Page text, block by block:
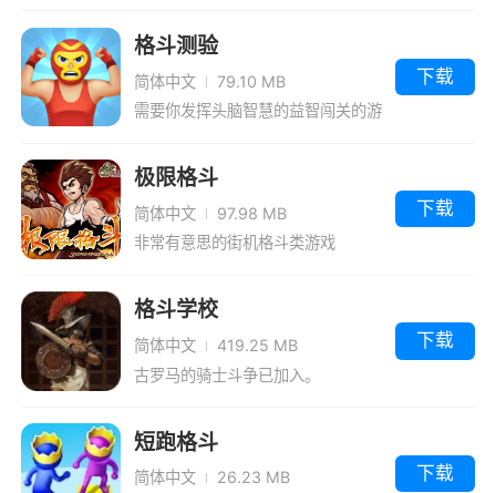
格斗测验
简体中文
79.10 MB
需要你发挥头脑智慧的益智闯关的游
下载
极限格斗
简体中文
97.98 MB
非常有意思的街机格斗类游戏
下载
格斗学校
简体中文
419.25 MB
古罗马的骑士斗争已加入。
下载
短跑格斗
简体中文
26.23 MB
下载